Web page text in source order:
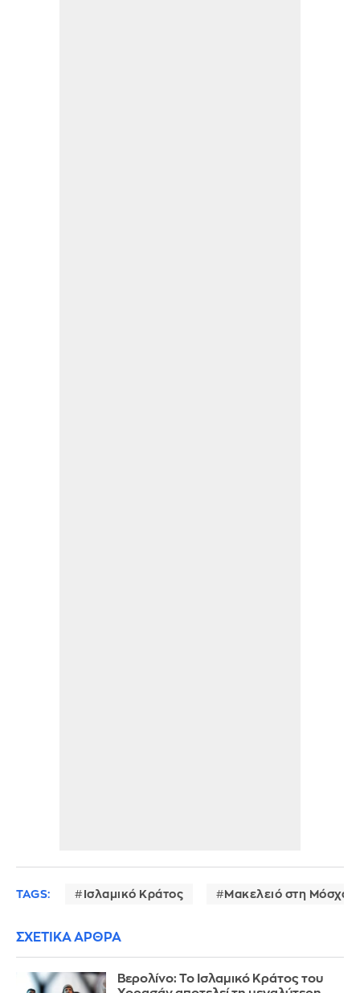
TAGS: Ισλαμικό Κράτος Μακελειό στη Μόσχα
ΣΧΕΤΙΚΑ ΑΡΘΡΑ
Βερολίνο: Το Ισλαμικό Κράτος του